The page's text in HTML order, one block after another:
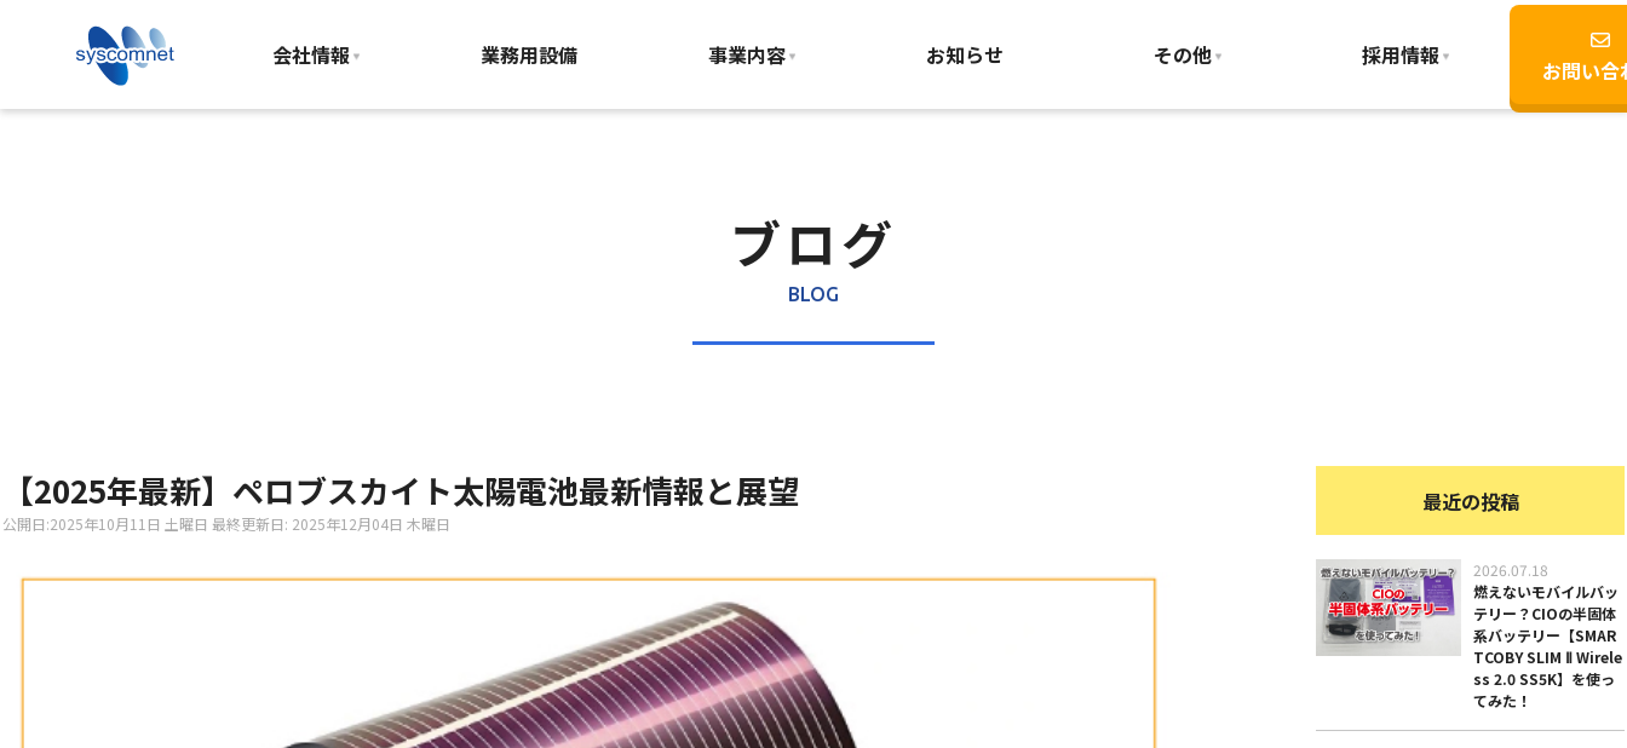
会社情報 業務用設備 事業内容 お知らせ その他 採用情報
お問い合
ブログ
BLOG
【2025年最新】ペロブスカイト太陽電池最新情報と展望
公開日:2025年10月11日 土曜日 最終更新日: 2025年12月04日 木曜日
最近の投稿
2026.07.18
燃えないモバイルバッ
テリー？CIOの半固体
系バッテリー【SMAR
TCOBY SLIM Ⅱ Wirele
ss 2.0 SS5K】を使っ
てみた！